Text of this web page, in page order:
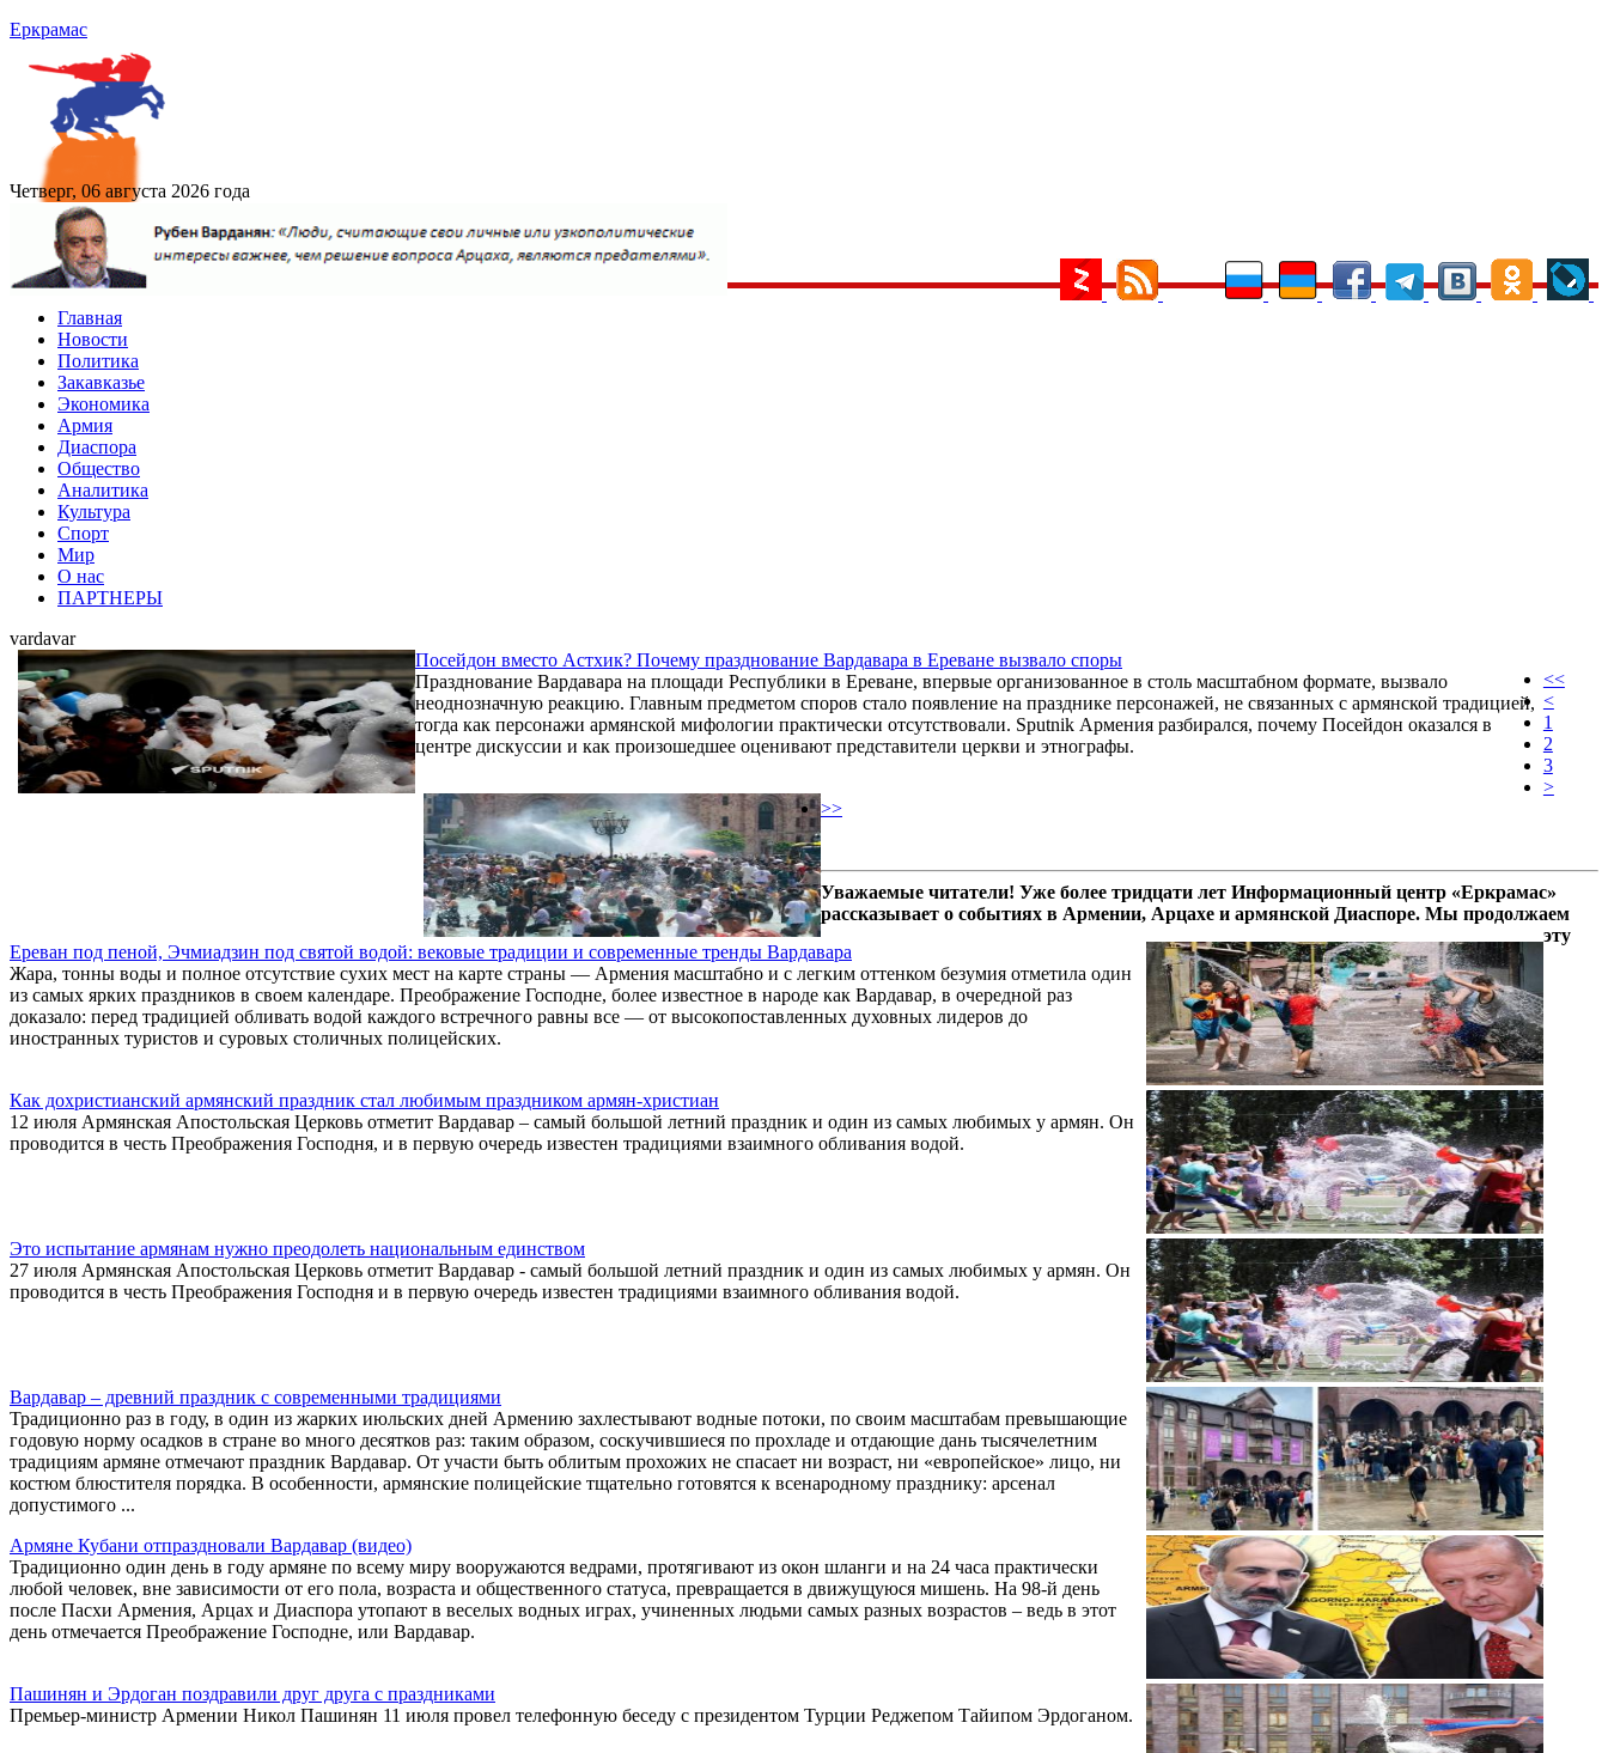
Еркрамас
Четверг, 06 августа 2026 года
Главная
Новости
Политика
Закавказье
Экономика
Армия
Диаспора
Общество
Аналитика
Культура
Спорт
Мир
О нас
ПАРТНЕРЫ
vardavar
Посейдон вместо Астхик? Почему празднование Вардавара в Ереване вызвало споры
Празднование Вардавара на площади Республики в Ереване, впервые организованное в столь масштабном формате, вызвало
неоднозначную реакцию. Главным предметом споров стало появление на празднике персонажей, не связанных с армянской традицией,
тогда как персонажи армянской мифологии практически отсутствовали. Sputnik Армения разбирался, почему Посейдон оказался в
центре дискуссии и как произошедшее оценивают представители церкви и этнографы.
Ереван под пеной, Эчмиадзин под святой водой: вековые традиции и современные тренды Вардавара
Жара, тонны воды и полное отсутствие сухих мест на карте страны — Армения масштабно и с легким оттенком безумия отметила один
из самых ярких праздников в своем календаре. Преображение Господне, более известное в народе как Вардавар, в очередной раз
доказало: перед традицией обливать водой каждого встречного равны все — от высокопоставленных духовных лидеров до
иностранных туристов и суровых столичных полицейских.
Как дохристианский армянский праздник стал любимым праздником армян-христиан
12 июля Армянская Апостольская Церковь отметит Вардавар – самый большой летний праздник и один из самых любимых у армян. Он
проводится в честь Преображения Господня, и в первую очередь известен традициями взаимного обливания водой.
Это испытание армянам нужно преодолеть национальным единством
27 июля Армянская Апостольская Церковь отметит Вардавар - самый большой летний праздник и один из самых любимых у армян. Он
проводится в честь Преображения Господня и в первую очередь известен традициями взаимного обливания водой.
Вардавар – древний праздник с современными традициями
Традиционно раз в году, в один из жарких июльских дней Армению захлестывают водные потоки, по своим масштабам превышающие
годовую норму осадков в стране во много десятков раз: таким образом, соскучившиеся по прохладе и отдающие дань тысячелетним
традициям армяне отмечают праздник Вардавар. От участи быть облитым прохожих не спасает ни возраст, ни «европейское» лицо, ни
костюм блюстителя порядка. В особенности, армянские полицейские тщательно готовятся к всенародному празднику: арсенал
допустимого ...
Армяне Кубани отпраздновали Вардавар (видео)
Традиционно один день в году армяне по всему миру вооружаются ведрами, протягивают из окон шланги и на 24 часа практически
любой человек, вне зависимости от его пола, возраста и общественного статуса, превращается в движущуюся мишень. На 98-й день
после Пасхи Армения, Арцах и Диаспора утопают в веселых водных играх, учиненных людьми самых разных возрастов – ведь в этот
день отмечается Преображение Господне, или Вардавар.
Пашинян и Эрдоган поздравили друг друга с праздниками
Премьер-министр Армении Никол Пашинян 11 июля провел телефонную беседу с президентом Турции Реджепом Тайипом Эрдоганом.
<<
<
1
2
3
>
>>
Уважаемые читатели! Уже более тридцати лет Информационный центр «Еркрамас»
рассказывает о событиях в Армении, Арцахе и армянской Диаспоре. Мы продолжаем
эту